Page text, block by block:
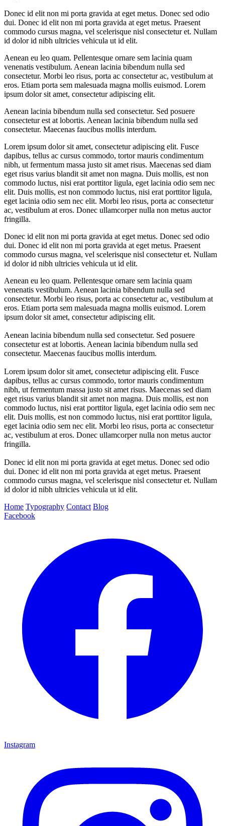
Donec id elit non mi porta gravida at eget metus. Donec sed odio
dui. Donec id elit non mi porta gravida at eget metus. Praesent
commodo cursus magna, vel scelerisque nisl consectetur et. Nullam
id dolor id nibh ultricies vehicula ut id elit.
Aenean eu leo quam. Pellentesque ornare sem lacinia quam
venenatis vestibulum. Aenean lacinia bibendum nulla sed
consectetur. Morbi leo risus, porta ac consectetur ac, vestibulum at
eros. Etiam porta sem malesuada magna mollis euismod. Lorem
ipsum dolor sit amet, consectetur adipiscing elit.
Aenean lacinia bibendum nulla sed consectetur. Sed posuere
consectetur est at lobortis. Aenean lacinia bibendum nulla sed
consectetur. Maecenas faucibus mollis interdum.
Lorem ipsum dolor sit amet, consectetur adipiscing elit. Fusce
dapibus, tellus ac cursus commodo, tortor mauris condimentum
nibh, ut fermentum massa justo sit amet risus. Maecenas sed diam
eget risus varius blandit sit amet non magna. Duis mollis, est non
commodo luctus, nisi erat porttitor ligula, eget lacinia odio sem nec
elit. Duis mollis, est non commodo luctus, nisi erat porttitor ligula,
eget lacinia odio sem nec elit. Morbi leo risus, porta ac consectetur
ac, vestibulum at eros. Donec ullamcorper nulla non metus auctor
fringilla.
Donec id elit non mi porta gravida at eget metus. Donec sed odio
dui. Donec id elit non mi porta gravida at eget metus. Praesent
commodo cursus magna, vel scelerisque nisl consectetur et. Nullam
id dolor id nibh ultricies vehicula ut id elit.
Aenean eu leo quam. Pellentesque ornare sem lacinia quam
venenatis vestibulum. Aenean lacinia bibendum nulla sed
consectetur. Morbi leo risus, porta ac consectetur ac, vestibulum at
eros. Etiam porta sem malesuada magna mollis euismod. Lorem
ipsum dolor sit amet, consectetur adipiscing elit.
Aenean lacinia bibendum nulla sed consectetur. Sed posuere
consectetur est at lobortis. Aenean lacinia bibendum nulla sed
consectetur. Maecenas faucibus mollis interdum.
Lorem ipsum dolor sit amet, consectetur adipiscing elit. Fusce
dapibus, tellus ac cursus commodo, tortor mauris condimentum
nibh, ut fermentum massa justo sit amet risus. Maecenas sed diam
eget risus varius blandit sit amet non magna. Duis mollis, est non
commodo luctus, nisi erat porttitor ligula, eget lacinia odio sem nec
elit. Duis mollis, est non commodo luctus, nisi erat porttitor ligula,
eget lacinia odio sem nec elit. Morbi leo risus, porta ac consectetur
ac, vestibulum at eros. Donec ullamcorper nulla non metus auctor
fringilla.
Donec id elit non mi porta gravida at eget metus. Donec sed odio
dui. Donec id elit non mi porta gravida at eget metus. Praesent
commodo cursus magna, vel scelerisque nisl consectetur et. Nullam
id dolor id nibh ultricies vehicula ut id elit.
Home Typography Contact Blog
Facebook
Instagram